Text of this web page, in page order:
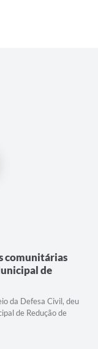
comunitárias
de
da Defesa Civil, deu
de Redução de